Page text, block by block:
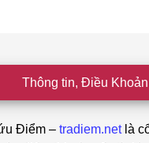
Thông tin, Điều Khoản
Điểm –tradiem.netlà